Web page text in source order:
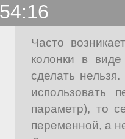
Часто
колонки в
сделать
использовать
параметр), то
переменной, а